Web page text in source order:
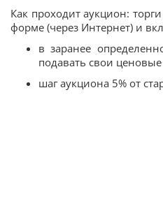
Как проходит аукцион:
форме (через Интернет) и
в заранее
подавать свои
шаг аукциона 5% от